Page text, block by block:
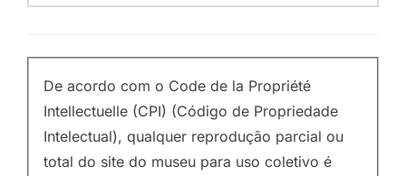
De acordo com o Code de la Propriété
Intellectuelle (CPI) (Código de Propriedade
Intelectual), qualquer reprodução parcial ou
total do site do museu para uso coletivo é